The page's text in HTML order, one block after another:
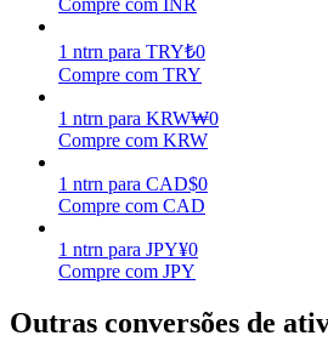
Ganhar
Ganhe recompensas competitivas
1 ntrn para TRY₺0
Compre com TRY
1 ntrn para KRW₩0
Compre com KRW
1 ntrn para CAD$0
Compre com CAD
1 ntrn para JPY¥0
Compre com JPY
Outras conversões de